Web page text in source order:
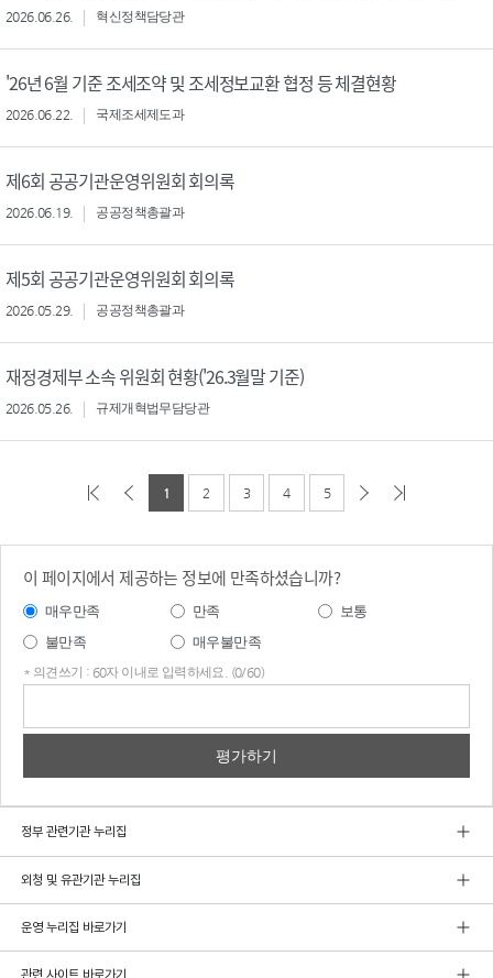
2026.06.26. 혁신정책담당관
'26년 6월 기준 조세조약 및 조세정보교환 협정 등 체결현황
2026.06.22. 국제조세제도과
제6회 공공기관운영위원회 회의록
2026.06.19. 공공정책총괄과
제5회 공공기관운영위원회 회의록
2026.05.29. 공공정책총괄과
재정경제부 소속 위원회 현황('26.3월말 기준)
2026.05.26. 규제개혁법무담당관
1 2 3 4 5
이 페이지에서 제공하는 정보에 만족하셨습니까?
매우만족 만족
보통
불만족
매우불만족
* 의견쓰기 : 60자 이내로 입력하세요. (0/60)
정부 관련기관 누리집
외청 및 유관기관 누리집
운영 누리집 바로가기
관련 사이트 바로가기